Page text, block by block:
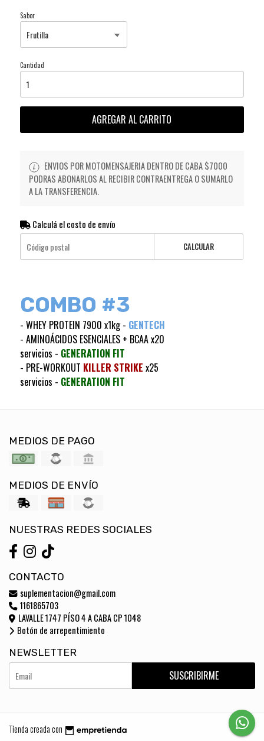
Sabor
Cantidad
AGREGAR AL CARRITO
ENVIOS POR MOTOMENSAJERIA DENTRO DE CABA $7000
PODRAS ABONARLOS AL RECIBIR CONTRAENTREGA O SUMARLO
A LA TRANSFERENCIA.
Calculá el costo de envío
CALCULAR
COMBO #3
- WHEY PROTEIN 7900 x1kg - GENTECH
- AMINOÁCIDOS ESENCIALES + BCAA x20
servicios - GENERATION FIT
- PRE-WORKOUT KILLER STRIKE x25
servicios - GENERATION FIT
MEDIOS DE PAGO
MEDIOS DE ENVÍO
NUESTRAS REDES SOCIALES
CONTACTO
suplementacion@gmail.com
1161865703
LAVALLE 1747 PÍSO 4 A CABA CP 1048
Botón de arrepentimiento
NEWSLETTER
SUSCRIBIRME
Tienda creada con